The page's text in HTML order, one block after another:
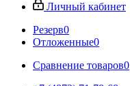
Личный кабинет
Резерв0
Отложенные0
Сравнение товаров0